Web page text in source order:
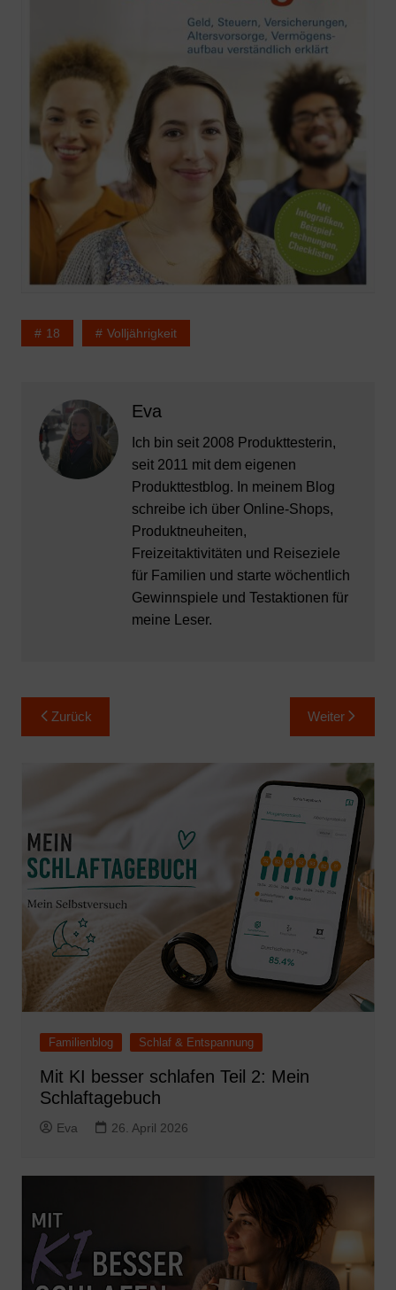
18 Volljährigkeit
Eva
Ich bin seit 2008 Produkttesterin,
seit 2011 mit dem eigenen
Produkttestblog. In meinem Blog
schreibe ich über Online-Shops,
Produktneuheiten,
Freizeitaktivitäten und Reiseziele
für Familien und starte wöchentlich
Gewinnspiele und Testaktionen für
meine Leser.
Beitragsnavigation
Zurück Weiter
Familienblog Schlaf & Entspannung
Mit KI besser schlafen Teil 2: Mein
Schlaftagebuch
Eva 26. April 2026